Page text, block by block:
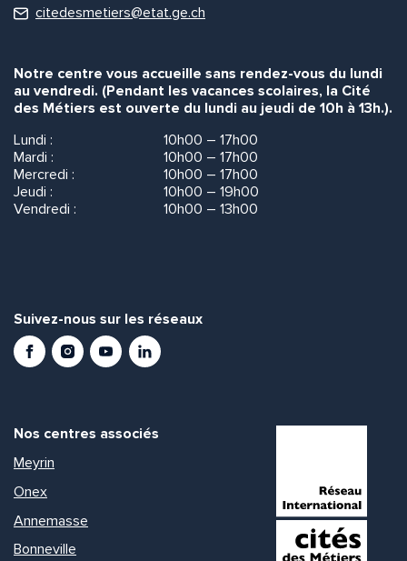
citedesmetiers@etat.ge.ch
Notre centre vous accueille sans rendez-vous du lundi
au vendredi. (Pendant les vacances scolaires, la Cité
des Métiers est ouverte du lundi au jeudi de 10h à 13h.).
Lundi :
10h00 – 17h00
Mardi :
10h00 – 17h00
Mercredi :
10h00 – 17h00
Jeudi :
10h00 – 19h00
Vendredi :
10h00 – 13h00
Suivez-nous sur les réseaux
FacebookInstagramYoutubeLinkedIn
Nos centres associés
Meyrin
Onex
Annemasse
Bonneville